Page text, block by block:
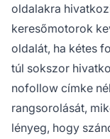
oldalakra
keresőmotorok
oldalát, ha kétes
túl sokszor
nofollow címke
rangsorolását,
lényeg, hogy